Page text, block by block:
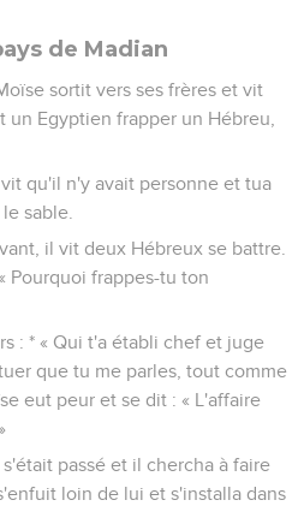
de Madian
sortit vers ses frères et vit
un Egyptien frapper un Hébreu,
qu'il n'y avait personne et tua
sable.
il vit deux Hébreux se battre.
Pourquoi frappes-tu ton
: * « Qui t'a établi chef et juge
que tu me parles, tout comme
eut peur et se dit : « L'affaire
passé et il chercha à faire
loin de lui et s'installa dans